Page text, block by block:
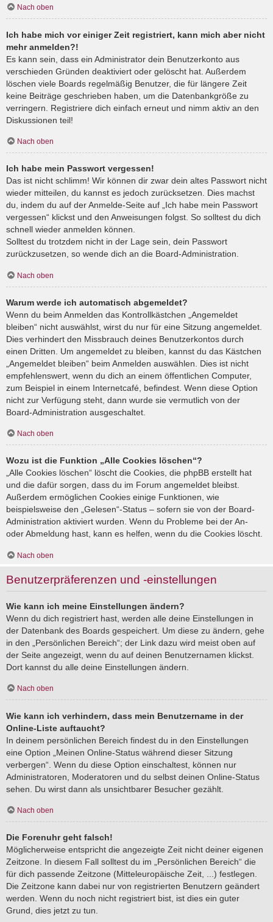
Nach oben
Ich habe mich vor einiger Zeit registriert, kann mich aber nicht
mehr anmelden?!
Es kann sein, dass ein Administrator dein Benutzerkonto aus
verschieden Gründen deaktiviert oder gelöscht hat. Außerdem
löschen viele Boards regelmäßig Benutzer, die für längere Zeit
keine Beiträge geschrieben haben, um die Datenbankgröße zu
verringern. Registriere dich einfach erneut und nimm aktiv an den
Diskussionen teil!
Nach oben
Ich habe mein Passwort vergessen!
Das ist nicht schlimm! Wir können dir zwar dein altes Passwort nicht
wieder mitteilen, du kannst es jedoch zurücksetzen. Dies machst
du, indem du auf der Anmelde-Seite auf „Ich habe mein Passwort
vergessen“ klickst und den Anweisungen folgst. So solltest du dich
schnell wieder anmelden können.
Solltest du trotzdem nicht in der Lage sein, dein Passwort
zurückzusetzen, so wende dich an die Board-Administration.
Nach oben
Warum werde ich automatisch abgemeldet?
Wenn du beim Anmelden das Kontrollkästchen „Angemeldet
bleiben“ nicht auswählst, wirst du nur für eine Sitzung angemeldet.
Dies verhindert den Missbrauch deines Benutzerkontos durch
einen Dritten. Um angemeldet zu bleiben, kannst du das Kästchen
„Angemeldet bleiben“ beim Anmelden auswählen. Dies ist nicht
empfehlenswert, wenn du dich an einem öffentlichen Computer,
zum Beispiel in einem Internetcafé, befindest. Wenn diese Option
nicht zur Verfügung steht, dann wurde sie vermutlich von der
Board-Administration ausgeschaltet.
Nach oben
Wozu ist die Funktion „Alle Cookies löschen“?
„Alle Cookies löschen“ löscht die Cookies, die phpBB erstellt hat
und die dafür sorgen, dass du im Forum angemeldet bleibst.
Außerdem ermöglichen Cookies einige Funktionen, wie
beispielsweise den „Gelesen“-Status – sofern sie von der Board-
Administration aktiviert wurden. Wenn du Probleme bei der An-
oder Abmeldung hast, kann es helfen, wenn du die Cookies löscht.
Nach oben
Benutzerpräferenzen und -einstellungen
Wie kann ich meine Einstellungen ändern?
Wenn du dich registriert hast, werden alle deine Einstellungen in
der Datenbank des Boards gespeichert. Um diese zu ändern, gehe
in den „Persönlichen Bereich“; der Link dazu wird meist oben auf
der Seite angezeigt, wenn du auf deinen Benutzernamen klickst.
Dort kannst du alle deine Einstellungen ändern.
Nach oben
Wie kann ich verhindern, dass mein Benutzername in der
Online-Liste auftaucht?
In deinem persönlichen Bereich findest du in den Einstellungen
eine Option „Meinen Online-Status während dieser Sitzung
verbergen“. Wenn du diese Option einschaltest, können nur
Administratoren, Moderatoren und du selbst deinen Online-Status
sehen. Du wirst dann als unsichtbarer Besucher gezählt.
Nach oben
Die Forenuhr geht falsch!
Möglicherweise entspricht die angezeigte Zeit nicht deiner eigenen
Zeitzone. In diesem Fall solltest du im „Persönlichen Bereich“ die
für dich passende Zeitzone (Mitteleuropäische Zeit, ...) festlegen.
Die Zeitzone kann dabei nur von registrierten Benutzern geändert
werden. Wenn du noch nicht registriert bist, ist dies ein guter
Grund, dies jetzt zu tun.